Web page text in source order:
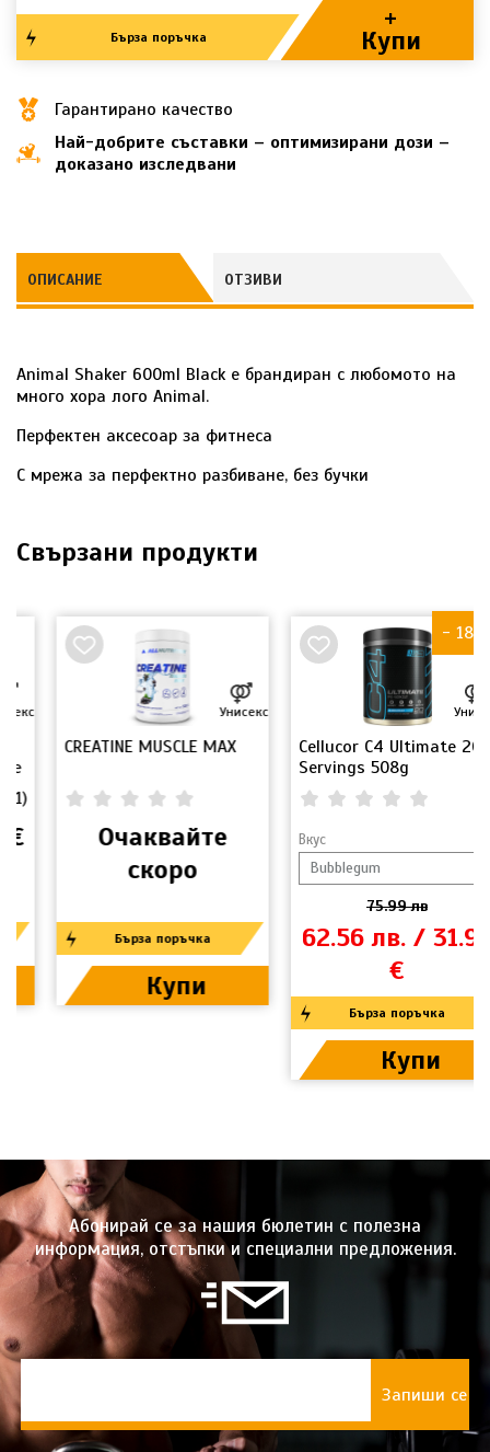
Бърза поръчка
+
Купи
Гарантирано качество
Най-добрите съставки – оптимизирани дози –
доказано изследвани
ОПИСАНИЕ ОТЗИВИ
Animal Shaker 600ml Black е брандиран с любомото на
много хора лого Animal.
Перфектен аксесоар за фитнеса
С мрежа за перфектно разбиване, без бучки
Свързани продукти
CREATINE MUSCLE MAX
Унисекс
Очаквайте
скоро
Бърза поръчка
Купи
- 18%
Cellucor C4 Ultimate 20
Servings 508g
Унисекс
75.99 лв
62.56 лв. / 31.99
Бърза поръчка
Купи
Абонирай се за нашия бюлетин с полезна
информация, отстъпки и специални предложения.